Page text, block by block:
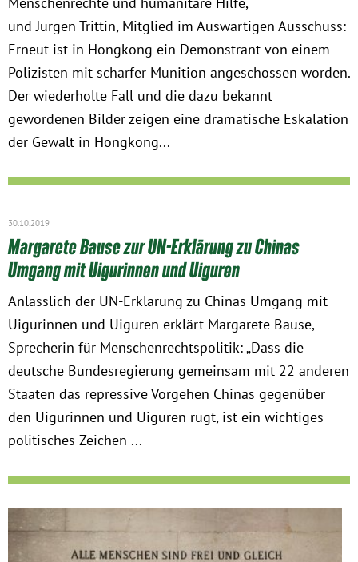
und Jürgen Trittin, Mitglied im Auswärtigen Ausschuss:
Erneut ist in Hongkong ein Demonstrant von einem
Polizisten mit scharfer Munition angeschossen worden.
Der wiederholte Fall und die dazu bekannt
gewordenen Bilder zeigen eine dramatische Eskalation
der Gewalt in Hongkong...
30.10.2019
Margarete Bause zur UN-Erklärung zu Chinas
Umgang mit Uigurinnen und Uiguren
Anlässlich der UN-Erklärung zu Chinas Umgang mit
Uigurinnen und Uiguren erklärt Margarete Bause,
Sprecherin für Menschenrechtspolitik: „Dass die
deutsche Bundesregierung gemeinsam mit 22 anderen
Staaten das repressive Vorgehen Chinas gegenüber
den Uigurinnen und Uiguren rügt, ist ein wichtiges
politisches Zeichen ...